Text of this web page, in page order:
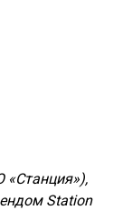
«Станция»),
Station